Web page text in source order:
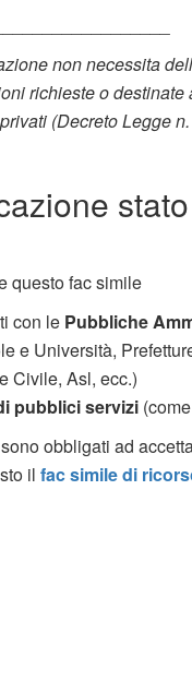
non necessita
richieste o
(Decreto Legge
questo fac simile
con le Pubbliche
e Università,
Civile, Asl, ecc.)
pubblici servizi
obbligati ad
il fac simile di